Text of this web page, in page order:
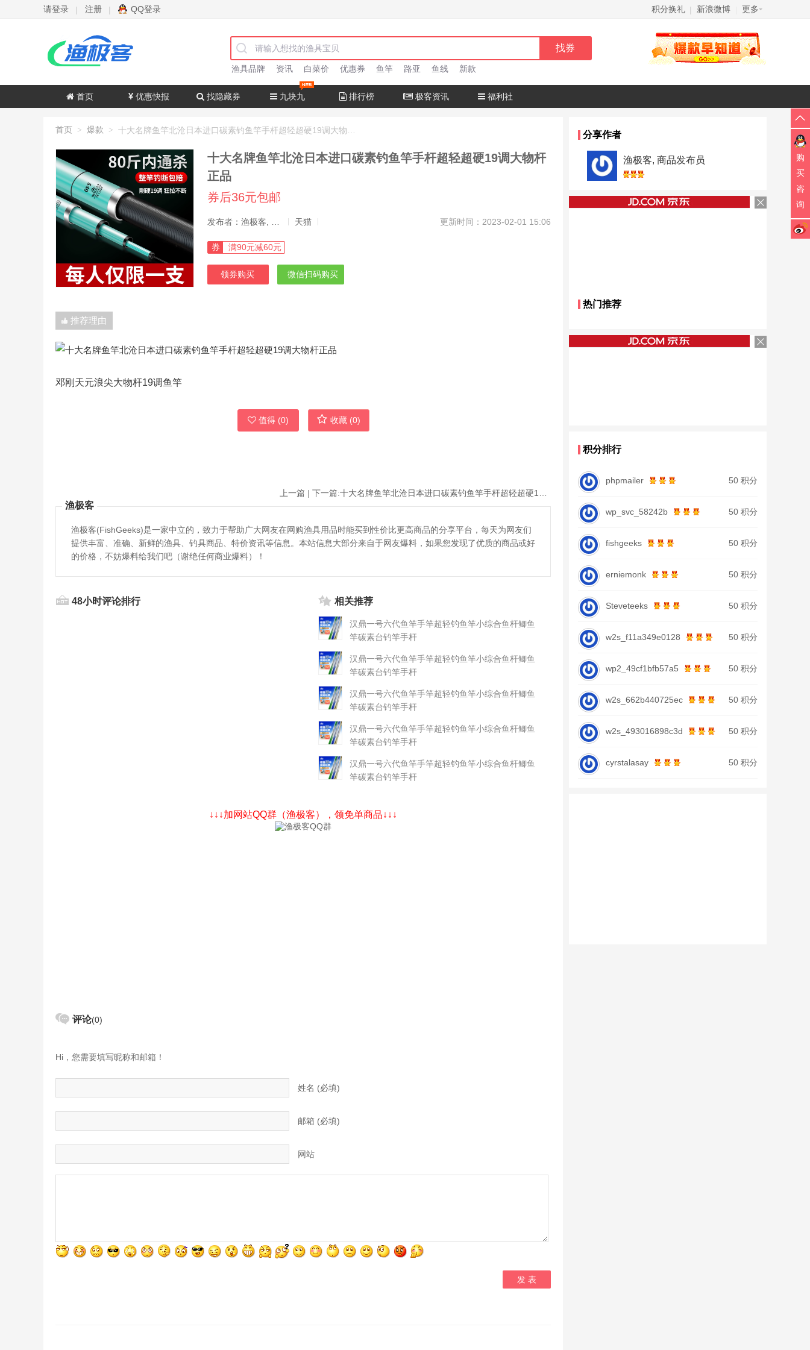
请登录 | 注册 | QQ登录 积分换礼 | 新浪微博 更多
渔具品牌 资讯 白菜价 优惠券 鱼竿 路亚 鱼线 新款
首页 优惠快报 找隐藏券 九块九 排行榜 极客资讯 福利社
首页 > 爆款 >
十大名牌鱼竿北沧日本进口碳素钓鱼竿手杆超轻超硬19调大物杆
正品
券后36元包邮
天猫 更新时间：2023-02-01 15:06
券 满90元减60元
领券购买 微信扫码购买
推荐理由
邓刚天元浪尖大物杆19调鱼竿
值得 (0) 收藏 (0)
上一篇 | 下一篇:
渔极客
渔极客(FishGeeks)是一家中立的，致力于帮助广大网友在网购渔具用品时能买到性价比更高商品的分享平台，每天为网友们
提供丰富、准确、新鲜的渔具、钓具商品、特价资讯等信息。本站信息大部分来自于网友爆料，如果您发现了优质的商品或好
的价格，不妨爆料给我们吧（谢绝任何商业爆料）！
48小时评论排行 相关推荐
汉鼎一号六代鱼竿手竿超轻钓鱼竿小综合鱼杆鲫鱼
竿碳素台钓竿手杆
汉鼎一号六代鱼竿手竿超轻钓鱼竿小综合鱼杆鲫鱼
竿碳素台钓竿手杆
汉鼎一号六代鱼竿手竿超轻钓鱼竿小综合鱼杆鲫鱼
竿碳素台钓竿手杆
汉鼎一号六代鱼竿手竿超轻钓鱼竿小综合鱼杆鲫鱼
竿碳素台钓竿手杆
汉鼎一号六代鱼竿手竿超轻钓鱼竿小综合鱼杆鲫鱼
竿碳素台钓竿手杆
↓↓↓加网站QQ群（渔极客），领免单商品↓↓↓
评论(0)
Hi，您需要填写昵称和邮箱！
姓名 (必填)
邮箱 (必填)
网站
分享作者
渔极客, 商品发布员
热门推荐
积分排行
phpmailer 50 积分
wp_svc_58242b 50 积分
fishgeeks 50 积分
erniemonk 50 积分
Steveteeks 50 积分
w2s_f11a349e0128 50 积分
wp2_49cf1bfb57a5 50 积分
w2s_662b440725ec 50 积分
w2s_493016898c3d 50 积分
cyrstalasay 50 积分
购
买
咨
询